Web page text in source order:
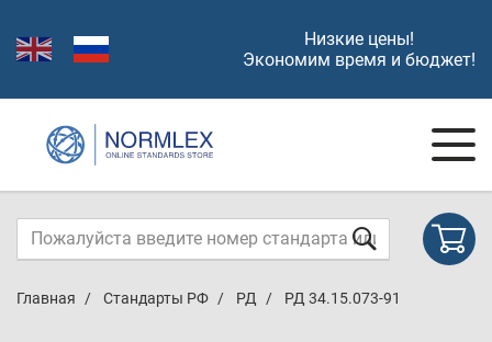
Низкие цены!
Экономим время и бюджет!
Главная Стандарты РФ РД РД 34.15.073-91